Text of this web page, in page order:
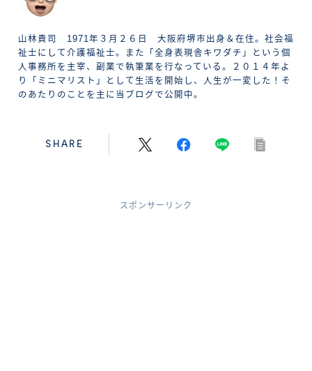
山林貴司 1971年３月２６日 大阪府堺市出身＆在住。社会福
祉士にして介護福祉士。また「全身表現舎キワダチ」という個
人事務所を主宰、副業で執筆業を行なっている。２０１４年よ
り「ミニマリスト」として生活を開始し、人生が一変した！そ
のあたりのことを主に当ブログで公開中。
SHARE
スポンサーリンク